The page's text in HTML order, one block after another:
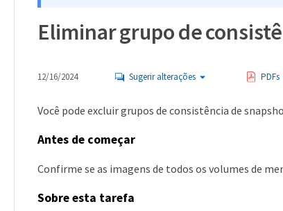
Eliminar grupo de
12/16/2024 Sugerir alterações PDFs
Você pode excluir grupos de consistência de
Antes de começar
Confirme se as imagens de todos os volumes de
Sobre esta tarefa